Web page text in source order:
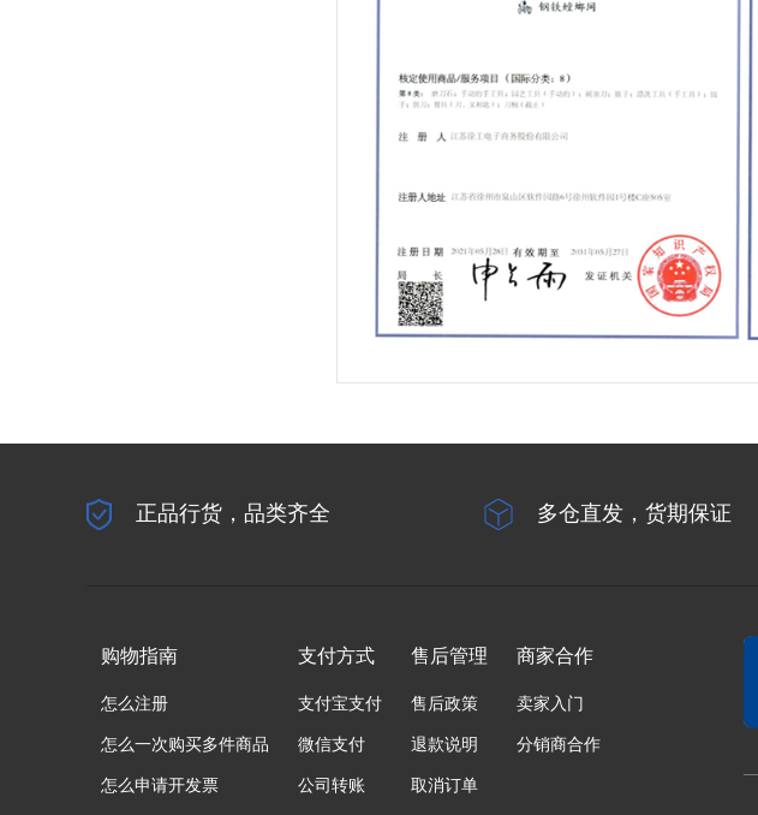
正品行货，品类齐全 多仓直发，货期保证
购物指南
怎么注册
怎么一次购买多件商品
怎么申请开发票
支付方式
支付宝支付
微信支付
公司转账
售后管理
售后政策
退款说明
取消订单
商家合作
卖家入门
分销商合作